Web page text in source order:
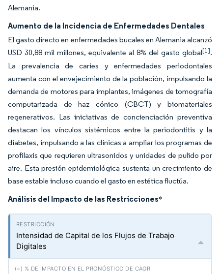
Alemania.
Aumento de la Incidencia de Enfermedades Dentales
El gasto directo en enfermedades bucales en Alemania alcanzó
USD 30,88 mil millones, equivalente al 8% del gasto global[1].
La prevalencia de caries y enfermedades periodontales
aumenta con el envejecimiento de la población, impulsando la
demanda de motores para implantes, imágenes de tomografía
computarizada de haz cónico (CBCT) y biomateriales
regenerativos. Las iniciativas de concienciación preventiva
destacan los vínculos sistémicos entre la periodontitis y la
diabetes, impulsando a las clínicas a ampliar los programas de
profilaxis que requieren ultrasonidos y unidades de pulido por
aire. Esta presión epidemiológica sustenta un crecimiento de
base estable incluso cuando el gasto en estética fluctúa.
Análisis del Impacto de las Restricciones*
Intensidad de Capital de los Flujos de Trabajo
Digitales